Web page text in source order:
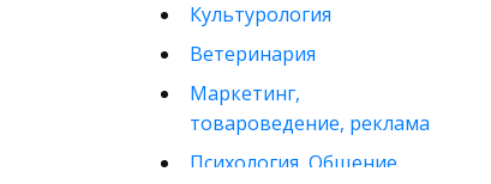
Культурология
Ветеринария
Маркетинг,
товароведение, реклама
Психология, Общение,